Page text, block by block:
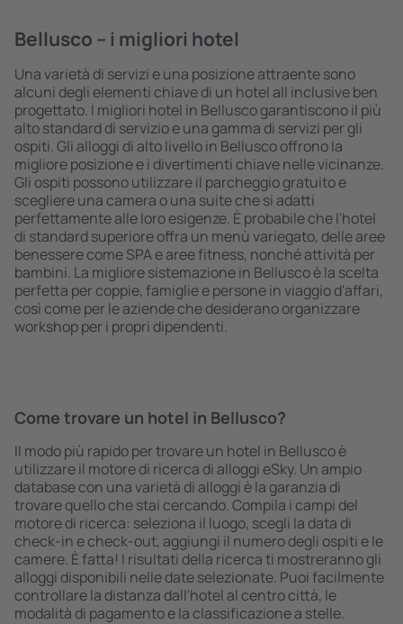
Bellusco – i migliori hotel
Una varietà di servizi e una posizione attraente sono
alcuni degli elementi chiave di un hotel all inclusive ben
progettato. I migliori hotel in Bellusco garantiscono il più
alto standard di servizio e una gamma di servizi per gli
ospiti. Gli alloggi di alto livello in Bellusco offrono la
migliore posizione e i divertimenti chiave nelle vicinanze.
Gli ospiti possono utilizzare il parcheggio gratuito e
scegliere una camera o una suite che si adatti
perfettamente alle loro esigenze. È probabile che l'hotel
di standard superiore offra un menù variegato, delle aree
benessere come SPA e aree fitness, nonché attività per
bambini. La migliore sistemazione in Bellusco è la scelta
perfetta per coppie, famiglie e persone in viaggio d'affari,
così come per le aziende che desiderano organizzare
workshop per i propri dipendenti.
Come trovare un hotel in Bellusco?
Il modo più rapido per trovare un hotel in Bellusco è
utilizzare il motore di ricerca di alloggi eSky. Un ampio
database con una varietà di alloggi è la garanzia di
trovare quello che stai cercando. Compila i campi del
motore di ricerca: seleziona il luogo, scegli la data di
check-in e check-out, aggiungi il numero degli ospiti e le
camere. È fatta! I risultati della ricerca ti mostreranno gli
alloggi disponibili nelle date selezionate. Puoi facilmente
controllare la distanza dall'hotel al centro città, le
modalità di pagamento e la classificazione a stelle.